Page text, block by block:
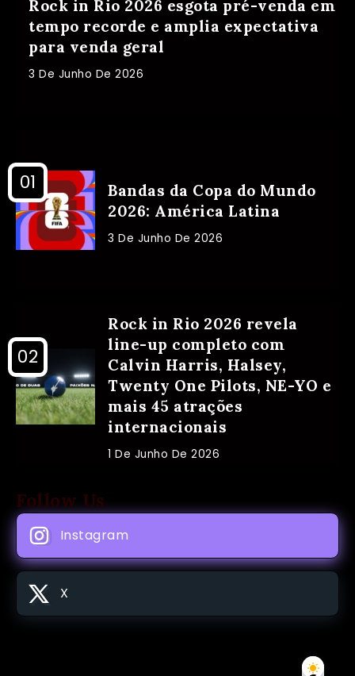
Rock in Rio 2026 esgota pré-venda em
tempo recorde e amplia expectativa
para venda geral
3 De Junho De 2026
Bandas da Copa do Mundo
2026: América Latina
3 De Junho De 2026
Rock in Rio 2026 revela
line-up completo com
Calvin Harris, Halsey,
Twenty One Pilots, NE-YO e
mais 45 atrações
internacionais
1 De Junho De 2026
Follow Us
Instagram
X